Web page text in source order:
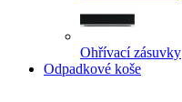
Ohřívací zásuvky
Odpadkové koše